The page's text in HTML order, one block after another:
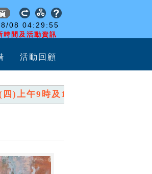
08 04:29:56
時間及活動資訊
活動回顧
9時及10時,分兩時段開放報名,請